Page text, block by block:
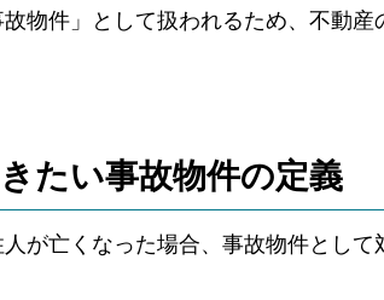
物件」として扱われるため、不動
たい事故物件の定義
が亡くなった場合、事故物件とし